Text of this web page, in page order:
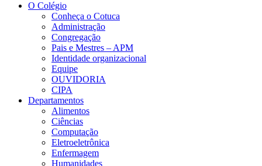
O Colégio
Conheça o Cotuca
Administração
Congregação
Pais e Mestres – APM
Identidade organizacional
Equipe
OUVIDORIA
CIPA
Departamentos
Alimentos
Ciências
Computação
Eletroeletrônica
Enfermagem
Humanidades